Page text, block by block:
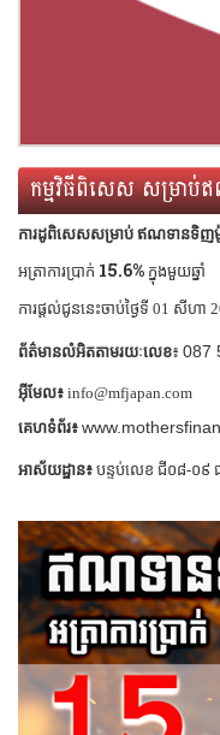
កម្មវិធីពិសេស សម្រា
ការដូពិសេសសម្រាប់ ឥណទានទិញ
អត្រាការប្រាក់ 15.6% ក្នុងមួយឆ្នាំ
ការផ្តល់ជូននេះចាប់ថ្ងៃទី 01 សីហា
ព័ត៌មានលំអិតតាមរយៈលេខ៖ 087
អ៊ីមែល៖ info@mfjapan.com
គេហទំព័រ៖
អាស័យដ្ឋាន៖ បន្ទប់លេខ ជី០៨-០៩ ជ